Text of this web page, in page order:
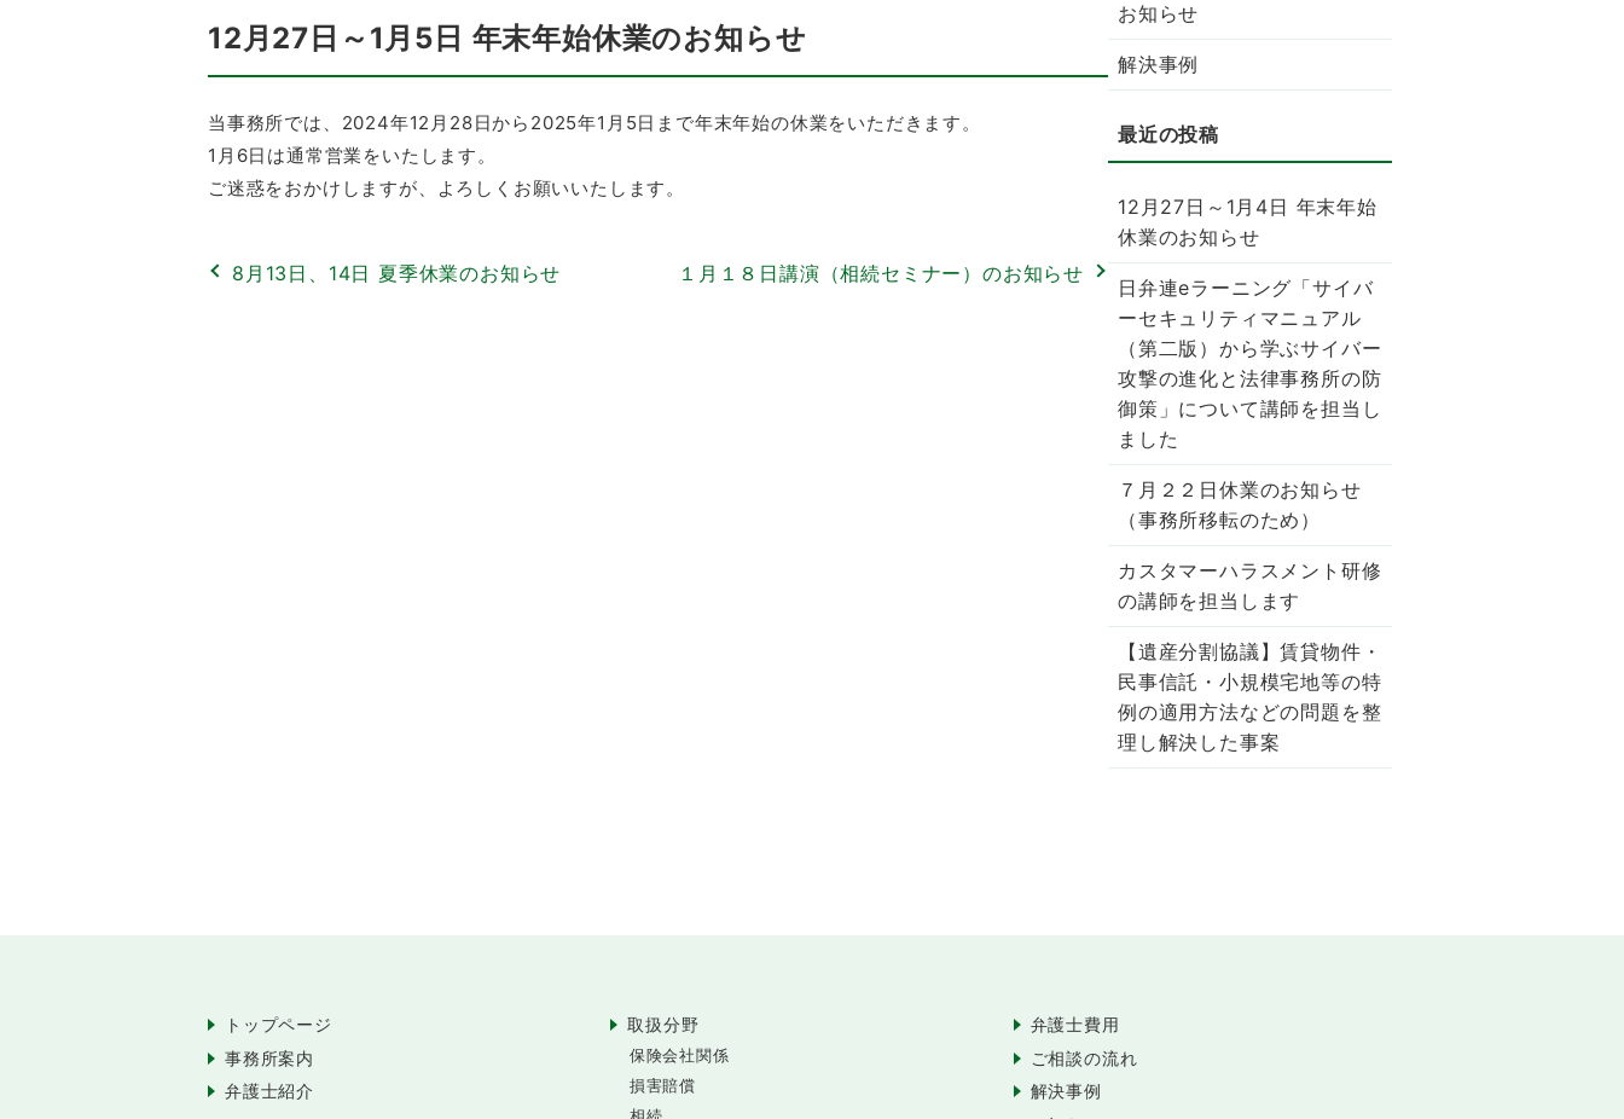
12月27日～1月5日 年末年始休業のお知らせ
当事務所では、2024年12月28日から2025年1月5日まで年末年始の休業をいただきます。
1月6日は通常営業をいたします。
ご迷惑をおかけしますが、よろしくお願いいたします。
8月13日、14日 夏季休業のお知らせ １月１８日講演（相続セミナー）のお知らせ
お知らせ
解決事例
12月27日～1月4日 年末年始
休業のお知らせ
日弁連eラーニング「サイバ
ーセキュリティマニュアル
（第二版）から学ぶサイバー
攻撃の進化と法律事務所の防
御策」について講師を担当し
ました
７月２２日休業のお知らせ
（事務所移転のため）
カスタマーハラスメント研修
の講師を担当します
【遺産分割協議】賃貸物件・
民事信託・小規模宅地等の特
例の適用方法などの問題を整
理し解決した事案
トップページ
事務所案内
弁護士紹介
取扱分野
保険会社関係
損害賠償
弁護士費用
ご相談の流れ
解決事例